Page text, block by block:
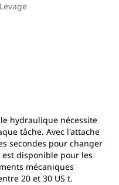
hydraulique nécessite
tâche. Avec l'attache
secondes pour changer
est disponible pour les
mécaniques
20 et 30 US t.